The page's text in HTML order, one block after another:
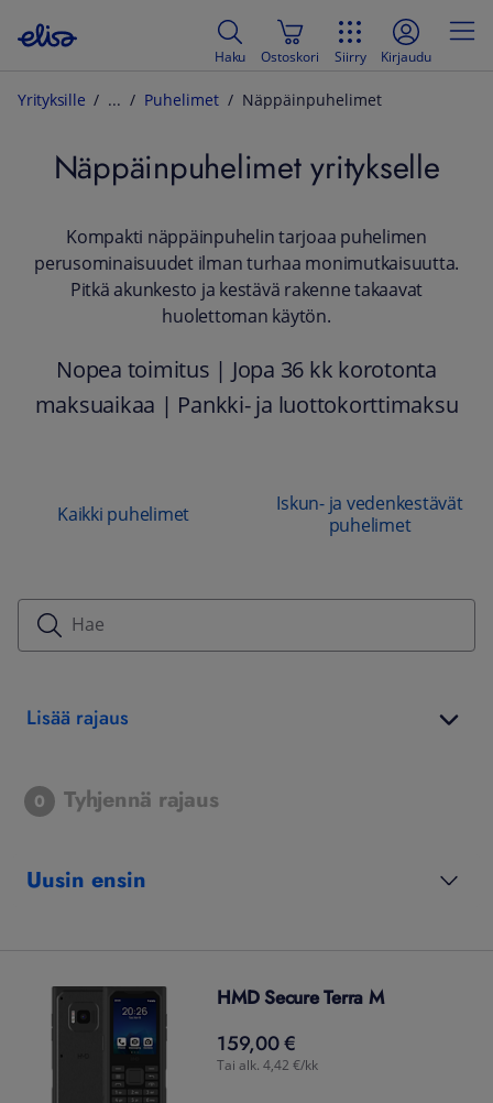
Haku Ostoskori Siirry Kirjaudu
Yrityksille Puhelimet Näppäinpuhelimet
Näppäinpuhelimet yritykselle
​Kompakti näppäinpuhelin tarjoaa puhelimen
perusominaisuudet ilman turhaa monimutkaisuutta.
Pitkä akunkesto ja kestävä rakenne takaavat
huolettoman käytön.
Nopea toimitus | Jopa 36 kk korotonta
maksuaikaa | Pankki- ja luottokorttimaksu
Kaikki puhelimet
Iskun- ja vedenkestävät
puhelimet
Lisää rajaus
0 Tyhjennä rajaus
Uusin ensin
HMD Secure Terra M
159,00 €
159,00€
Tai alk. 4,42 €/kk